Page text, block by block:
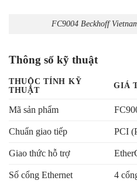
FC9004 Beckhoff
Thông số kỹ thuật
THUỘC TÍNH KỸ
THUẬT
GIÁ
Mã sản phẩm
Chuẩn giao tiếp PCI
Giao thức hỗ trợ
Số cổng Ethernet 4